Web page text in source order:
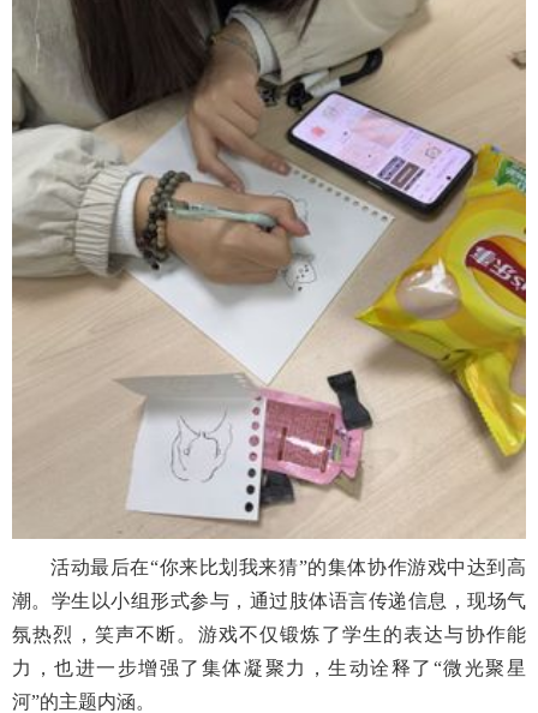
活动最后在“你来比划我来猜”的集体协作游戏中达到高
潮。学生以小组形式参与，通过肢体语言传递信息，现场气
氛热烈，笑声不断。游戏不仅锻炼了学生的表达与协作能
力，也进一步增强了集体凝聚力，生动诠释了“微光聚星
河”的主题内涵。